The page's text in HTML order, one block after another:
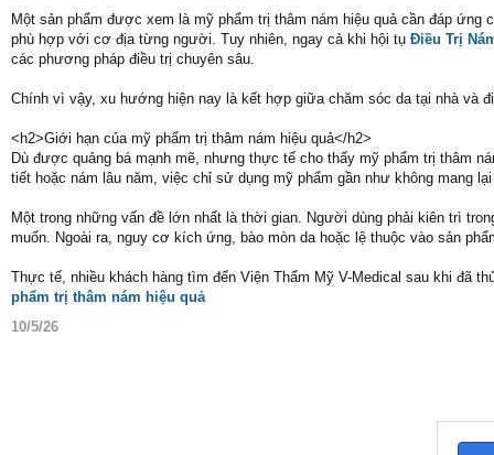
Một sản phẩm được xem là mỹ phẩm trị thâm nám hiệu quả cần đáp
phù hợp với cơ địa từng người. Tuy nhiên, ngay cả khi hội tụ Điều Trị
các phương pháp điều trị chuyên sâu.
Chính vì vậy, xu hướng hiện nay là kết hợp giữa chăm sóc da tại nhà và
<h2>Giới hạn của mỹ phẩm trị thâm nám hiệu quả</h2>
Dù được quảng bá mạnh mẽ, nhưng thực tế cho thấy mỹ phẩm trị thâm
tiết hoặc nám lâu năm, việc chỉ sử dụng mỹ phẩm gần như không mang
Một trong những vấn đề lớn nhất là thời gian. Người dùng phải kiên trì
muốn. Ngoài ra, nguy cơ kích ứng, bào mòn da hoặc lệ thuộc vào sản
Thực tế, nhiều khách hàng tìm đến Viện Thẩm Mỹ V-Medical sau khi đã
phẩm trị thâm nám hiệu quả
10/5/26